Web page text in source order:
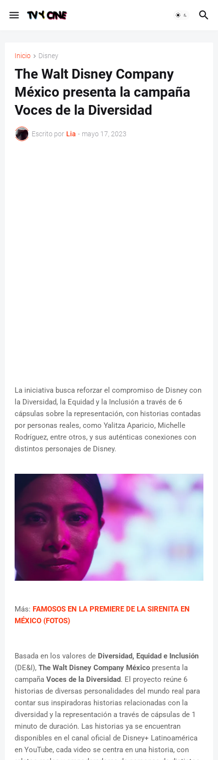
Inicio Disney
The Walt Disney Company
México presenta la campaña
Voces de la Diversidad
Escrito por Lia - mayo 17, 2023
La iniciativa busca reforzar el compromiso de Disney con
la Diversidad, la Equidad y la Inclusión a través de 6
cápsulas sobre la representación, con historias contadas
por personas reales, como Yalitza Aparicio, Michelle
Rodríguez, entre otros, y sus auténticas conexiones con
distintos personajes de Disney.
Más: FAMOSOS EN LA PREMIERE DE LA SIRENITA EN
MÉXICO (FOTOS)
Basada en los valores de Diversidad, Equidad e Inclusión
(DE&I), The Walt Disney Company México presenta la
campaña Voces de la Diversidad. El proyecto reúne 6
historias de diversas personalidades del mundo real para
contar sus inspiradoras historias relacionadas con la
diversidad y la representación a través de cápsulas de 1
minuto de duración. Las historias ya se encuentran
disponibles en el canal oficial de Disney+ Latinoamérica
en YouTube, cada video se centra en una historia, con